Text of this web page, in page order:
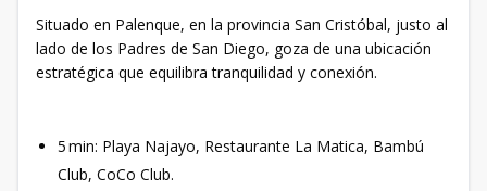
Situado en Palenque, en la provincia San Cristóbal, justo al
lado de los Padres de San Diego, goza de una ubicación
estratégica que equilibra tranquilidad y conexión.
5 min: Playa Najayo, Restaurante La Matica, Bambú
Club, CoCo Club.